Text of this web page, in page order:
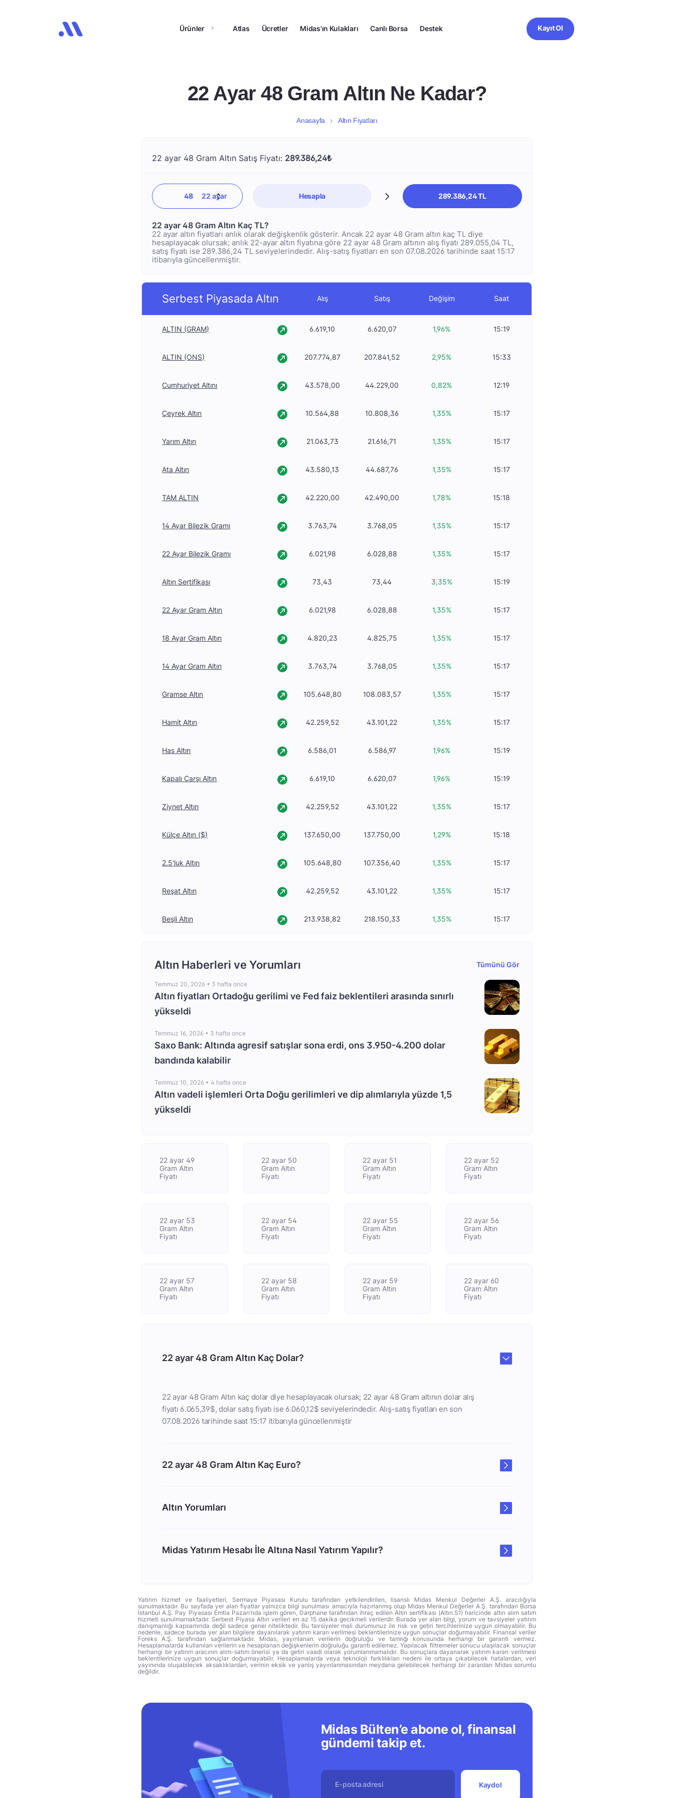
Ürünler Atlas Ücretler Midas’ın Kulakları Canlı Borsa Destek Kayıt Ol
22 Ayar 48 Gram Altın Ne Kadar?
Anasayfa Altın Fiyatları
22 ayar 48 Gram Altın Satış Fiyatı: 289.386,24₺
Hesapla 289.386,24 TL
22 ayar 48 Gram Altın Kaç TL?
22 ayar altın fiyatları anlık olarak değişkenlik gösterir. Ancak 22 ayar 48 Gram altın kaç TL diye
hesaplayacak olursak; anlık 22-ayar altın fiyatına göre 22 ayar 48 Gram altının alış fiyatı 289.055,04 TL,
satış fiyatı ise 289.386,24 TL seviyelerindedir. Alış-satış fiyatları en son 07.08.2026 tarihinde saat 15:17
itibarıyla güncellenmiştir.
Serbest Piyasada Altın Alış Satış Değişim Saat
ALTIN (GRAM) 6.619,10 6.620,07 1,96% 15:19
ALTIN (ONS) 207.774,87 207.841,52 2,95% 15:33
Cumhuriyet Altını 43.578,00 44.229,00 0,82% 12:19
Çeyrek Altın 10.564,88 10.808,36 1,35% 15:17
Yarım Altın 21.063,73 21.616,71 1,35% 15:17
Ata Altın 43.580,13 44.687,76 1,35% 15:17
TAM ALTIN 42.220,00 42.490,00 1,78% 15:18
14 Ayar Bilezik Gramı 3.763,74 3.768,05 1,35% 15:17
22 Ayar Bilezik Gramı 6.021,98 6.028,88 1,35% 15:17
Altın Sertifikası 73,43 73,44 3,35% 15:19
22 Ayar Gram Altın 6.021,98 6.028,88 1,35% 15:17
18 Ayar Gram Altın 4.820,23 4.825,75 1,35% 15:17
14 Ayar Gram Altın 3.763,74 3.768,05 1,35% 15:17
Gramse Altın 105.648,80 108.083,57 1,35% 15:17
Hamit Altın 42.259,52 43.101,22 1,35% 15:17
Has Altın 6.586,01 6.586,97 1,96% 15:19
Kapalı Çarşı Altın 6.619,10 6.620,07 1,96% 15:19
Ziynet Altın 42.259,52 43.101,22 1,35% 15:17
Külçe Altın ($) 137.650,00 137.750,00 1,29% 15:18
2.5'luk Altın 105.648,80 107.356,40 1,35% 15:17
Reşat Altın 42.259,52 43.101,22 1,35% 15:17
Beşli Altın 213.938,82 218.150,33 1,35% 15:17
Altın Haberleri ve Yorumları Tümünü Gör
Temmuz 20, 2026 • 3 hafta once
Altın fiyatları Ortadoğu gerilimi ve Fed faiz beklentileri arasında sınırlı
yükseldi
Temmuz 16, 2026 • 3 hafta once
Saxo Bank: Altında agresif satışlar sona erdi, ons 3.950-4.200 dolar
bandında kalabilir
Temmuz 10, 2026 •4 hafta once
Altın vadeli işlemleri Orta Doğu gerilimleri ve dip alımlarıyla yüzde 1,5
yükseldi
22 ayar 49
Gram Altın
Fiyatı
22 ayar 50
Gram Altın
Fiyatı
22 ayar 51
Gram Altın
Fiyatı
22 ayar 52
Gram Altın
Fiyatı
22 ayar 53
Gram Altın
Fiyatı
22 ayar 54
Gram Altın
Fiyatı
22 ayar 55
Gram Altın
Fiyatı
22 ayar 56
Gram Altın
Fiyatı
22 ayar 57
Gram Altın
Fiyatı
22 ayar 58
Gram Altın
Fiyatı
22 ayar 59
Gram Altın
Fiyatı
22 ayar 60
Gram Altın
Fiyatı
22 ayar 48 Gram Altın Kaç Dolar?
22 ayar 48 Gram Altın kaç dolar diye hesaplayacak olursak; 22 ayar 48 Gram altının dolar alış
fiyatı 6.065,39$, dolar satış fiyatı ise 6.060,12$ seviyelerindedir. Alış-satış fiyatları en son
07.08.2026 tarihinde saat 15:17 itibarıyla güncellenmiştir
22 ayar 48 Gram Altın Kaç Euro?
Altın Yorumları
Midas Yatırım Hesabı İle Altına Nasıl Yatırım Yapılır?
Yatırım hizmet ve faaliyetleri, Sermaye Piyasası Kurulu tarafından yetkilendirilen, lisanslı Midas Menkul Değerler A.Ş. aracılığıyla
sunulmaktadır. Bu sayfada yer alan fiyatlar yalnızca bilgi sunulması amacıyla hazırlanmış olup Midas Menkul Değerler A.Ş. tarafından Borsa
İstanbul A.Ş. Pay Piyasası Emtia Pazarı’nda işlem gören, Darphane tarafından ihraç edilen Altın sertifikası (Altın.S1) haricinde altın alım satım
hizmeti sunulmamaktadır. Serbest Piyasa Altın verileri en az 15 dakika gecikmeli verilerdir. Burada yer alan bilgi, yorum ve tavsiyeler yatırım
danışmanlığı kapsamında değil sadece genel niteliktedir. Bu tavsiyeler mali durumunuz ile risk ve getiri tercihlerinize uygun olmayabilir. Bu
nedenle, sadece burada yer alan bilgilere dayanılarak yatırım kararı verilmesi beklentilerinize uygun sonuçlar doğurmayabilir. Finansal veriler
Foreks A.Ş. tarafından sağlanmaktadır. Midas, yayınlanan verilerin doğruluğu ve tamlığı konusunda herhangi bir garanti vermez.
Hesaplamalarda kullanılan verilerin ve hesaplanan değişkenlerin doğruluğu garanti edilemez. Yapılacak filtremeler sonucu ulaşılacak sonuçlar
herhangi bir yatırım aracının alım-satım önerisi ya da getiri vaadi olarak yorumlanmamalıdır. Bu sonuçlara dayanarak yatırım kararı verilmesi
beklentilerinize uygun sonuçlar doğurmayabilir. Hesaplamalarda veya teknoloji farklılıkları nedeni ile ortaya çıkabilecek hatalardan, veri
yayınında oluşabilecek aksaklıklardan, verinin eksik ve yanlış yayınlanmasından meydana gelebilecek herhangi bir zarardan Midas sorumlu
değildir.
Midas Bülten’e abone ol, finansal
gündemi takip et.
Kaydol